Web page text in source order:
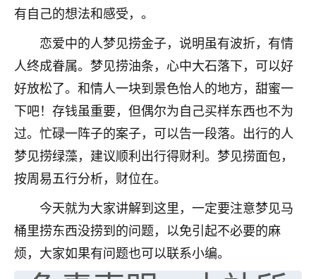
有自己的想法和感受，。
恋爱中的人梦见捞金子，说明虽有波折，有情
人终成眷属。梦见捞油条，心中大石落下，可以好
好放松了。和情人一块到景色怡人的地方，甜蜜一
下吧！存钱虽重要，但偶尔为自己买样东西也不为
过。忙碌一阵子的案子，可以告一段落。出行的人
梦见捞绿藻，建议顺利出行得财利。梦见捞面包，
按周易五行分析，财位在。
今天就为大家讲解到这里，一定要注意梦见马
桶里捞东西没捞到的问题，以免引起不必要的麻
烦，大家如果有问题也可以联系小编。